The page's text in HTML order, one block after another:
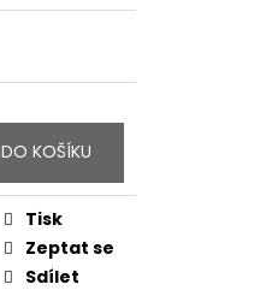
DO KOŠÍKU
Tisk
Zeptat se
Sdílet